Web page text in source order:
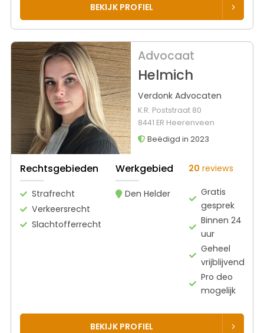
BEKIJK PROFIEL
Advocaat
Helmich
Verdonk Advocaten
K.R. Poststraat 80
8441 ER Heerenveen
Beëdigd in 2023
Rechtsgebieden
Strafrecht
Verkeersrecht
Slachtofferrecht
Werkgebied
Den Helder
20 reviews
Gratis
gesprek
Binnen 24
uur
Geheel
vrijblijvend
Pro deo
mogelijk
BEKIJK PROFIEL